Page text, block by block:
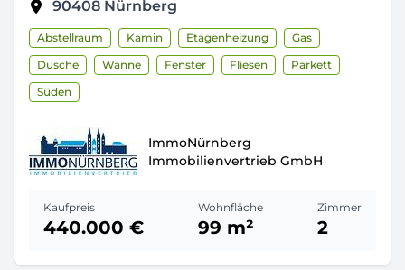
90408 Nürnberg
Abstellraum Kamin Etagenheizung
Gas
Dusche
Wanne Fenster Fliesen
Parkett
Süden
ImmoNürnberg
Immobilienvertrieb GmbH
Kaufpreis
440.000 €
Wohnfläche
99 m²
Zimmer
2